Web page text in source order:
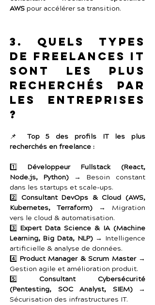
AWS pour accélérer sa transition.
3. Quels types
de freelances IT
sont les plus
recherchés par
les entreprises
?
📌 Top 5 des profils IT les plus
recherchés en freelance :
1️⃣ Développeur Fullstack (React,
Node.js, Python) → Besoin constant
dans les startups et scale-ups.
2️⃣ Consultant DevOps & Cloud (AWS,
Kubernetes, Terraform) → Migration
vers le cloud & automatisation.
3️⃣ Expert Data Science & IA (Machine
Learning, Big Data, NLP) → Intelligence
artificielle & analyse de données.
4️⃣ Product Manager & Scrum Master →
Gestion agile et amélioration produit.
5️⃣ Consultant Cybersécurité
(Pentesting, SOC Analyst, SIEM) →
Sécurisation des infrastructures IT.